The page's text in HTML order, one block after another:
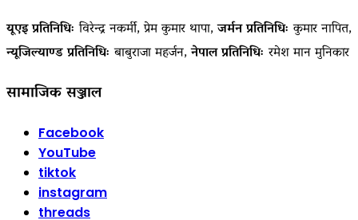
यूएइ प्रतिनिधिः विरेन्द्र नकर्मी, प्रेम कुमार थापा,जर्मन प्रतिनिधिः कुमार नापित,
न्यूजिल्याण्ड प्रतिनिधिः बाबुराजा महर्जन,नेपाल प्रतिनिधिः रमेश मान मुनिकार
सामाजिक सञ्जाल
Facebook
YouTube
tiktok
instagram
threads